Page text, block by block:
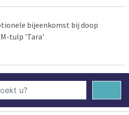
bijeenkomst bij doop
tulp 'Tara'